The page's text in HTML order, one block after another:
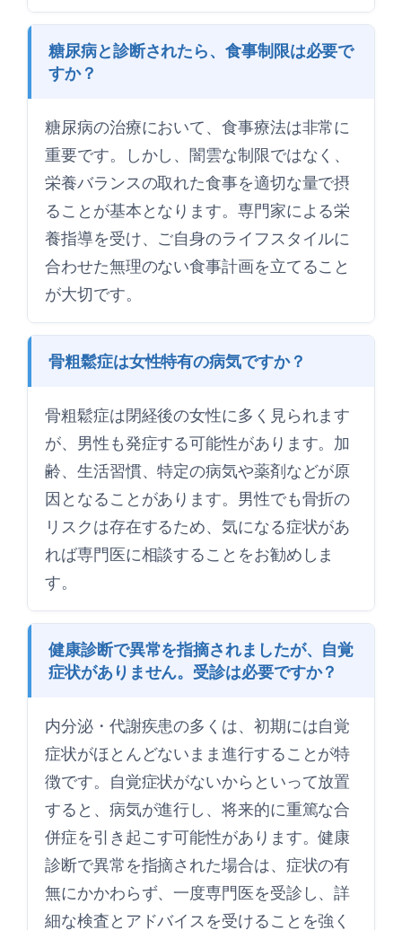
糖尿病と診断されたら、食事制限は必要で
すか？
糖尿病の治療において、食事療法は非常に
重要です。しかし、闇雲な制限ではなく、
栄養バランスの取れた食事を適切な量で摂
ることが基本となります。専門家による栄
養指導を受け、ご自身のライフスタイルに
合わせた無理のない食事計画を立てること
が大切です。
骨粗鬆症は女性特有の病気ですか？
骨粗鬆症は閉経後の女性に多く見られます
が、男性も発症する可能性があります。加
齢、生活習慣、特定の病気や薬剤などが原
因となることがあります。男性でも骨折の
リスクは存在するため、気になる症状があ
れば専門医に相談することをお勧めしま
す。
健康診断で異常を指摘されましたが、自覚
症状がありません。受診は必要ですか？
内分泌・代謝疾患の多くは、初期には自覚
症状がほとんどないまま進行することが特
徴です。自覚症状がないからといって放置
すると、病気が進行し、将来的に重篤な合
併症を引き起こす可能性があります。健康
診断で異常を指摘された場合は、症状の有
無にかかわらず、一度専門医を受診し、詳
細な検査とアドバイスを受けることを強く